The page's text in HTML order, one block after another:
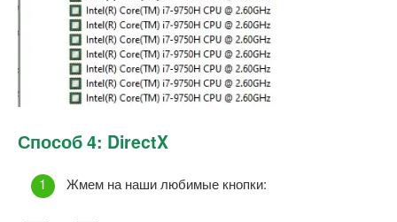
Способ 4: DirectX
Жмем на наши любимые кнопки: